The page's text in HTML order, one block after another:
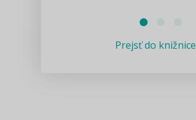
Informácie COVID19
Prejsť do knižnice